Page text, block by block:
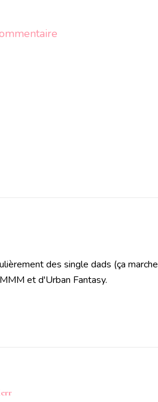
des single dads (ça
et d'Urban Fantasy.